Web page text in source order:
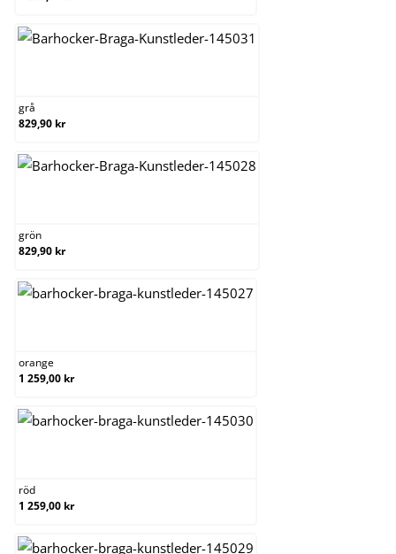
grå
829,90 kr
grön
829,90 kr
orange
1 259,00 kr
röd
1 259,00 kr